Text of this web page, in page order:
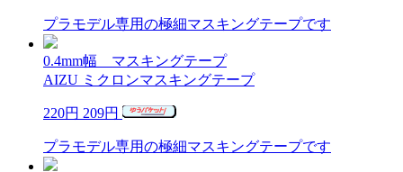
プラモデル専用の極細マスキングテープです
0.4mm幅 マスキングテープ
AIZU ミクロンマスキングテープ
220円 209円
プラモデル専用の極細マスキングテープです